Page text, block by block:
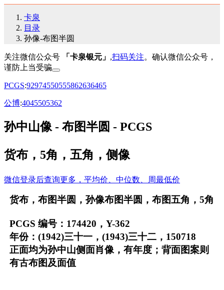
卡泉
目录
孙像-布图半圆
关注微信公众号 「卡泉银元」 ,扫码关注。确认微信公众号，
谨防上当受骗
PCGS:92974550555862636465
公博:4045505362
孙中山像 - 布图半圆 - PCGS
货布，5角，五角，侧像
微信登录后查询更多，平均价、中位数、周最低价
货布，布图半圆，孙像布图半圆，布图五角，5角
PCGS 编号：174420，Y-362
年份：(1942)三十一，(1943)三十二，150718
正面均为孙中山侧面肖像，有年度；背面图案则
有古布图及面值